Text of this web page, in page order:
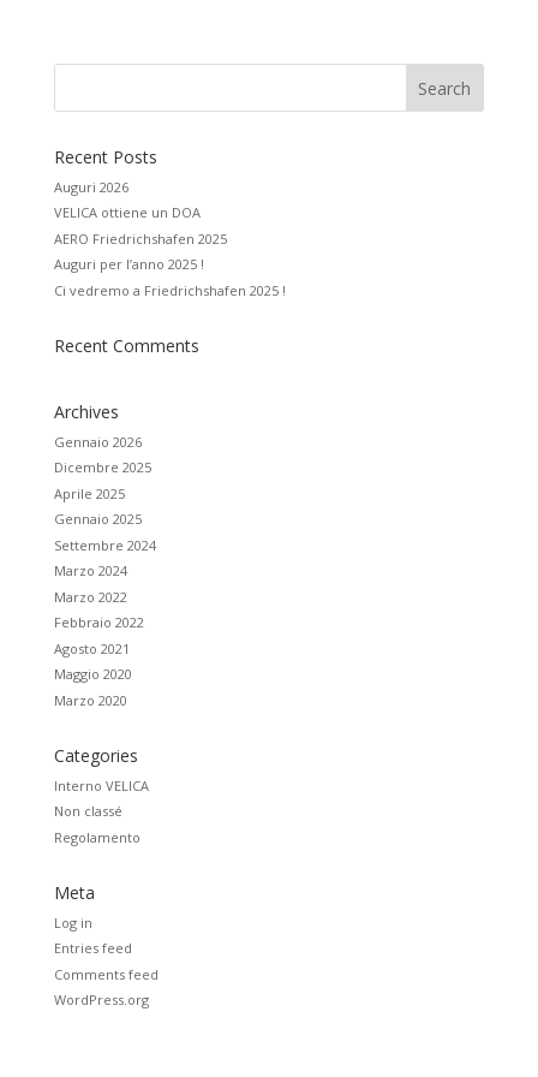
t
Recent Posts
Auguri 2026
VELICA ottiene un DOA
AERO Friedrichshafen 2025
Auguri per l’anno 2025 !
Ci vedremo a Friedrichshafen 2025 !
Recent Comments
Archives
Gennaio 2026
Dicembre 2025
Aprile 2025
Gennaio 2025
Settembre 2024
Marzo 2024
Marzo 2022
Febbraio 2022
Agosto 2021
Maggio 2020
Marzo 2020
Categories
Interno VELICA
Non classé
Regolamento
Meta
Log in
Entries feed
Comments feed
WordPress.org